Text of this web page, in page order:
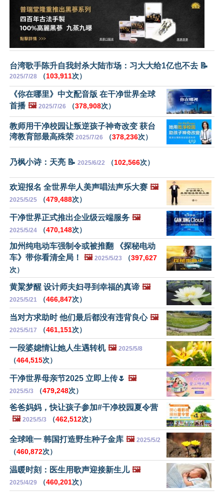
台湾歌手陈升自我封杀大陆市场：习大大给1亿也不去 📝
2025/7/28 （103,911次）
《你在哪里》中文配音版 在干净世界全球
首播 🖼️ 2025/7/26 （378,908次）
教师用干净校园让叛逆孩子神奇改变 获台
湾教育部最高殊荣 2025/7/26 （378,236次）
乃枫小诗：天亮 📝 2025/6/22 （102,566次）
欢迎报名 全世界华人美声唱法声乐大赛 🖼️
2025/5/25 （479,488次）
干净世界正式推出企业级云端服务 🖼️
2025/5/24 （470,148次）
加州纯电动车强制令或被推翻 《探秘电动
车》带你看清全局！
🖼️ 2025/5/23 （397,627
次）
黄粱梦醒 设计师夫妇寻到幸福的真谛 🖼️
2025/5/21 （466,847次）
当对方求助时 他们最后都没有违背良心 🖼️
2025/5/17 （461,151次）
一段婆媳情让她人生遇转机 🖼️ 2025/5/8
（464,515次）
干净世界母亲节2025 立即上传🌷 🖼️
2025/5/3 （479,248次）
爸爸妈妈，快让孩子参加#干净校园夏令营
🖼️ 2025/5/3 （462,512次）
全球唯一 韩国打造野生种子金库 🖼️ 2025/5/2
（460,872次）
温暖时刻：医生用歌声迎接新生儿 🖼️
2025/4/29 （460,201次）